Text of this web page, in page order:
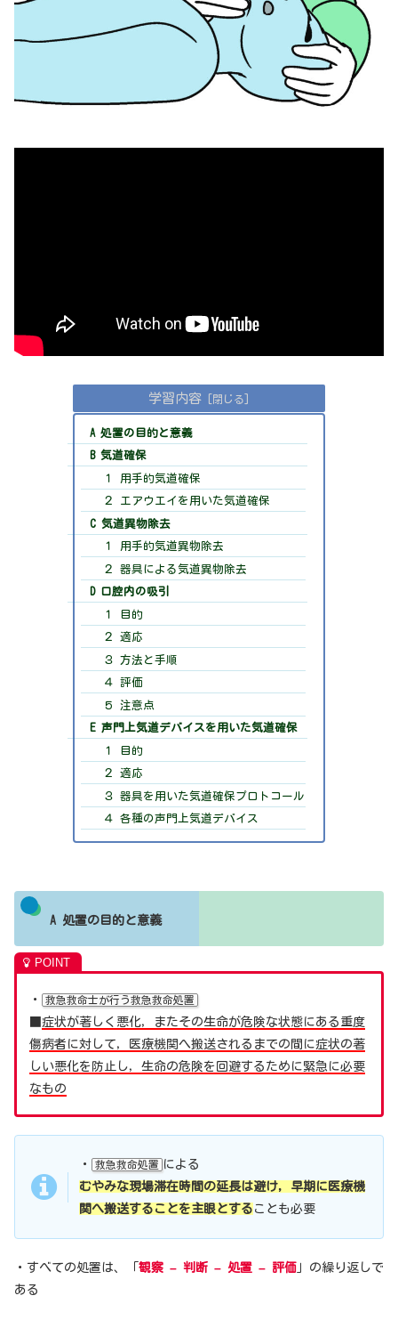
学習内容
A 処置の目的と意義
B 気道確保
１ 用手的気道確保
２ エアウエイを用いた気道確保
C 気道異物除去
１ 用手的気道異物除去
２ 器具による気道異物除去
D 口腔内の吸引
１ 目的
２ 適応
３ 方法と手順
４ 評価
５ 注意点
E 声門上気道デバイスを用いた気道確保
１ 目的
２ 適応
３ 器具を用いた気道確保プロトコール
４ 各種の声門上気道デバイス
A 処置の目的と意義
・ 救急救命士が行う救急救命処置
症状が著しく悪化，またその生命が危険な状態にある重度
傷病者に対して，医療機関へ搬送されるまでの間に症状の著
しい悪化を防止し，生命の危険を回避するために緊急に必要
なもの
・ 救急救命処置
による
むやみな現場滞在時間の延長は避け，早期に医療機
関へ搬送することを主眼とする ことも必要
・すべての処置は、「 観察 – 判断 – 処置 – 評価 」の繰り返しで
ある